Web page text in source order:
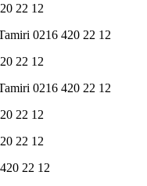
22 12
0216 420 22 12
22 12
0216 420 22 12
22 12
22 12
22 12